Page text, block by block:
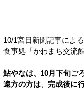
10/1宮日新聞記事によ
食事処「かわまち交流
鮎やなは、10月下旬ご
遠方の方は、完成後に